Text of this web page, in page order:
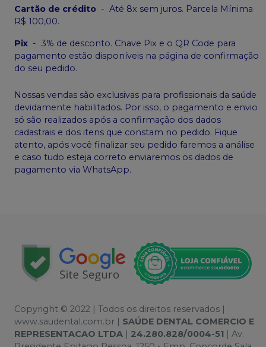
Cartão de crédito - Até 8x sem juros. Parcela Mínima
R$ 100,00.
Pix - 3% de desconto. Chave Pix e o QR Code para
pagamento estão disponíveis na página de confirmação
do seu pedido.
Nossas vendas são exclusivas para profissionais da saúde
devidamente habilitados. Por isso, o pagamento e envio
só são realizados após a confirmação dos dados
cadastrais e dos itens que constam no pedido. Fique
atento, após você finalizar seu pedido faremos a análise
e caso tudo esteja correto enviaremos os dados de
pagamento via WhatsApp.
Copyright © 2022 | Todos os direitos reservados |
www.saudental.com.br | SAÚDE DENTAL COMERCIO E
REPRESENTACAO LTDA | 24.280.828/0004-51 | Av.